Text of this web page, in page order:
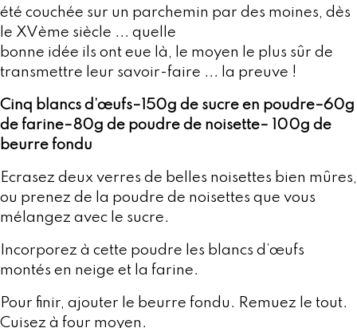
été couchée sur un parchemin par des moines, dès
le XVème siècle ... quelle
bonne idée ils ont eue là, le moyen le plus sûr de
transmettre leur savoir-faire ... la preuve !
Cinq blancs d’œufs–150g de sucre en poudre–60g
de farine–80g de poudre de noisette– 100g de
beurre fondu
Ecrasez deux verres de belles noisettes bien mûres,
ou prenez de la poudre de noisettes que vous
mélangez avec le sucre.
Incorporez à cette poudre les blancs d’œufs
montés en neige et la farine.
Pour finir, ajouter le beurre fondu. Remuez le tout.
Cuisez à four moyen.